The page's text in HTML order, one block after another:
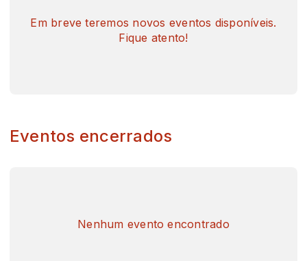
Em breve teremos novos eventos disponíveis.
Fique atento!
Eventos encerrados
Nenhum evento encontrado